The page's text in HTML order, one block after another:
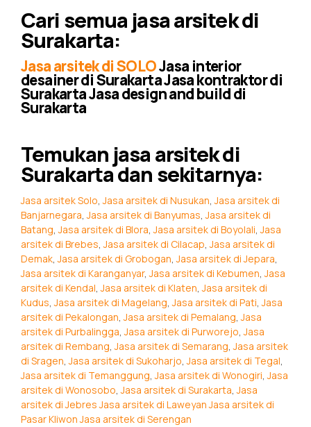
Cari semua jasa arsitek di
Surakarta:
Jasa arsitek di SOLOJasa interior
desainer di Surakarta Jasa kontraktor di
Surakarta Jasa design and build di
Surakarta
Temukan jasa arsitek di
Surakarta dan sekitarnya:
Jasa arsitek Solo,Jasa arsitek di Nusukan,Jasa arsitek di
Banjarnegara,Jasa arsitek di Banyumas,Jasa arsitek di
Batang,Jasa arsitek di Blora,Jasa arsitek di Boyolali,Jasa
arsitek di Brebes,Jasa arsitek di Cilacap,Jasa arsitek di
Demak,Jasa arsitek di Grobogan,Jasa arsitek di Jepara,
Jasa arsitek di Karanganyar, Jasa arsitek di Kebumen,Jasa
arsitek di Kendal,Jasa arsitek di Klaten,Jasa arsitek di
Kudus,Jasa arsitek di Magelang,Jasa arsitek di Pati,Jasa
arsitek di Pekalongan,Jasa arsitek di Pemalang,Jasa
arsitek di Purbalingga,Jasa arsitek di Purworejo,Jasa
arsitek di Rembang,Jasa arsitek di Semarang,Jasa arsitek
di Sragen,Jasa arsitek di Sukoharjo,Jasa arsitek di Tegal,
Jasa arsitek di Temanggung,Jasa arsitek di Wonogiri,Jasa
arsitek di Wonosobo,Jasa arsitek di Surakarta,Jasa
arsitek di Jebres Jasa arsitek di Laweyan Jasa arsitek di
Pasar Kliwon Jasa arsitek di Serengan